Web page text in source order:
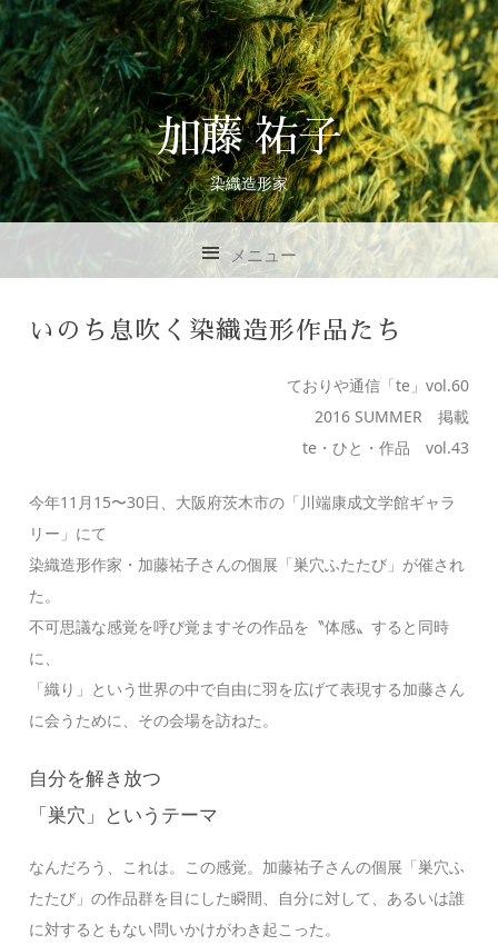
加藤 祐子
染織造形家
メニュー
いのち息吹く染織造形作品たち
ておりや通信「te」vol.60
2016 SUMMER 掲載
te・ひと・作品 vol.43
今年11月15〜30日、大阪府茨木市の「川端康成文学館ギャラ
リー」にて
染織造形作家・加藤祐子さんの個展「巣穴ふたたび」が催され
た。
不可思議な感覚を呼び覚ますその作品を〝体感〟すると同時
に、
「織り」という世界の中で自由に羽を広げて表現する加藤さん
に会うために、その会場を訪ねた。
自分を解き放つ
「巣穴」というテーマ
なんだろう、これは。この感覚。加藤祐子さんの個展「巣穴ふ
たたび」の作品群を目にした瞬間、自分に対して、あるいは誰
に対するともない問いかけがわき起こった。